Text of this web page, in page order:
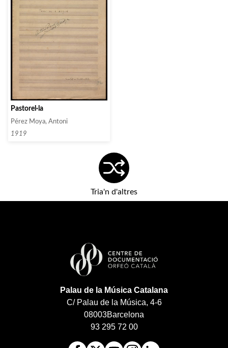
Pastorel·la
Pérez Moya, Antoni
1919
Tria'n d'altres
Palau de la Música Catalana
C/ Palau de la Música, 4-6
08003Barcelona
93 295 72 00